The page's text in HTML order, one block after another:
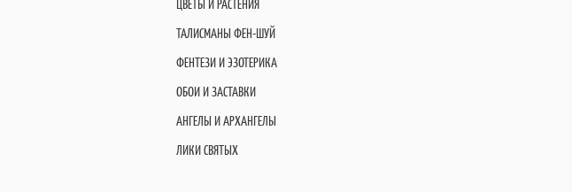
ЦВЕТЫ И РАСТЕНИЯ
ТАЛИСМАНЫ ФЕН-ШУЙ
ФЕНТЕЗИ И ЭЗОТЕРИКА
ОБОИ И ЗАСТАВКИ
АНГЕЛЫ И АРХАНГЕЛЫ
ЛИКИ СВЯТЫХ